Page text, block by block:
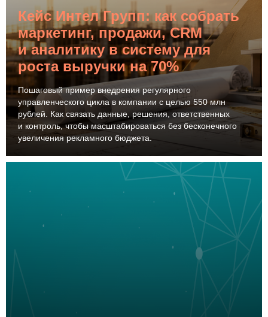
Кейс Интел Групп: как собрать
маркетинг, продажи, CRM
и аналитику в систему для
роста выручки на 70%
Пошаговый пример внедрения регулярного
управленческого цикла в компании с целью 550 млн
рублей. Как связать данные, решения, ответственных
и контроль, чтобы масштабироваться без бесконечного
увеличения рекламного бюджета.